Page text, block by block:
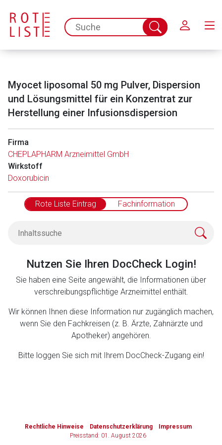
spc.search.input.placeholder
Suche
abschicken
Myocet liposomal 50 mg Pulver, Dispersion
und Lösungsmittel für ein Konzentrat zur
Herstellung einer Infusionsdispersion
Firma
CHEPLAPHARM Arzneimittel GmbH
Wirkstoff
Doxorubicin
Rote Liste Eintrag Fachinformation
Nutzen Sie Ihren DocCheck Login!
Sie haben eine Seite angewählt, die Informationen über
verschreibungspflichtige Arzneimittel enthält.
Wir können Ihnen diese Information nur zugänglich machen,
wenn Sie den Fachkreisen (z. B. Ärzte, Zahnärzte und
Apotheker) angehören.
Bitte loggen Sie sich mit Ihrem DocCheck-Zugang ein!
Rechtliche Hinweise Datenschutzerklärung
Impressum
Preisstand: 01. August 2026
Aufruf einer externen Seite
Der von Ihnen aufgerufene Link öffnet eine externe Web-
Seite. Für die Inhalte der externen Web-Seite ist deren
Betreiber verantwortlich. Ebenso gelten dort ggf. andere
Datenschutzbestimmungen.